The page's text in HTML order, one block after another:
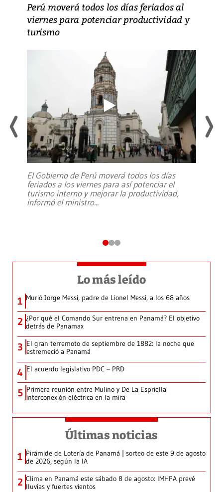
Perú moverá todos los días feriados al
viernes para potenciar productividad y
turismo
El Gobierno de Perú moverá todos los días
feriados a los viernes para así potenciar el
turismo interno y mejorar la productividad,
informó el ministro...
Lo más leído
1 Murió Jorge Messi, padre de Lionel Messi, a los 68 años
2 ¿Por qué el Comando Sur entrena en Panamá? El objetivo
detrás de Panamax
3 El gran terremoto de septiembre de 1882: la noche que
estremeció a Panamá
4 El acuerdo legislativo PDC – PRD
5 Primera reunión entre Mulino y De La Espriella:
interconexión eléctrica en la mira
Últimas noticias
1 Pirámide de Lotería de Panamá | sorteo de este 9 de agosto
de 2026, según la IA
2 Clima en Panamá este sábado 8 de agosto: IMHPA prevé
lluvias y fuertes vientos